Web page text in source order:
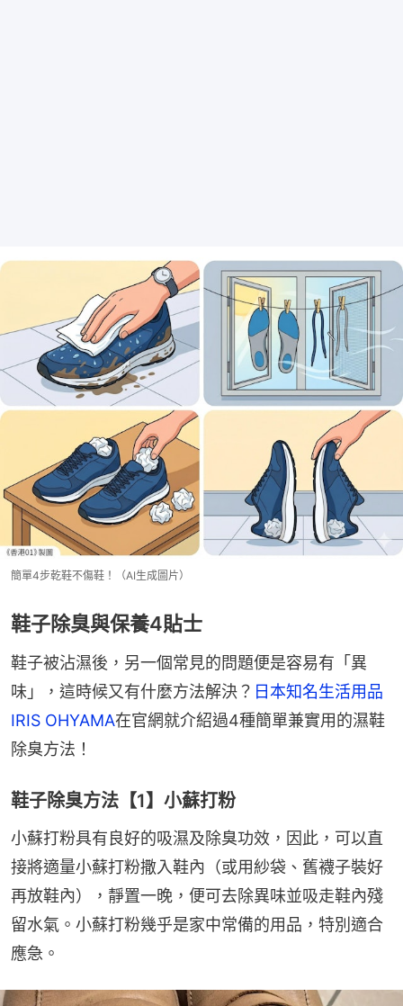
簡單4步乾鞋不傷鞋！（AI生成圖片）
鞋子除臭與保養4貼士
鞋子被沾濕後，另一個常見的問題便是容易有「異
味」，這時候又有什麼方法解決？ 日本知名生活用品
IRIS OHYAMA在官網就介紹過4種簡單兼實用的濕鞋
除臭方法！
鞋子除臭方法【1】小蘇打粉
小蘇打粉具有良好的吸濕及除臭功效，因此，可以直
接將適量小蘇打粉撒入鞋內（或用紗袋、舊襪子裝好
再放鞋內），靜置一晚，便可去除異味並吸走鞋內殘
留水氣。小蘇打粉幾乎是家中常備的用品，特別適合
應急。